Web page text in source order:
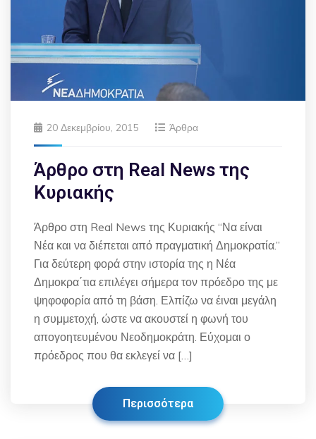
20 Δεκεμβρίου, 2015 Άρθρα
Άρθρο στη Real News της
Κυριακής
Άρθρο στη Real News της Κυριακής “Να είναι
Νέα και να διέπεται από πραγματική Δημοκρατία.”
Για δεύτερη φορά στην ιστορία της η Νέα
Δημοκρα΄τια επιλέγει σήμερα τον πρόεδρο της με
ψηφοφορία από τη βάση. Ελπίζω να έιναι μεγάλη
η συμμετοχή, ώστε να ακουστεί η φωνή του
απογοητευμένου Νεοδημοκράτη. Εύχομαι ο
πρόεδρος που θα εκλεγεί να […]
Περισσότερα